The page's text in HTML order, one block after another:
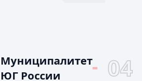
Муниципалитет
ЮГ России
04